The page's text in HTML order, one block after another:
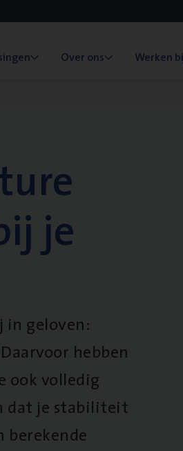
Over ons Werken
je
in geloven:
hebben
ook volledig
dat je stabiliteit